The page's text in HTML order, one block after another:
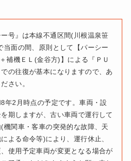
号』は本線不通区間(川根温泉笹
当面の間、原則として【パーシー
補機ＥＬ(金谷方)】による『ＰＵ
の往復が基本になりますので、あ
さい。
年2月時点の予定です。車両・設
期しますが、古い車両で運行して
機関車・客車の突発的な故障、天
よる命令等)により、運行休止、
使用予定車両が変更となる場合が